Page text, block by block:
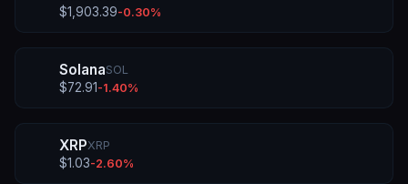
$1,903.39-0.30%
SolanaSOL
$72.91 -1.40%
XRPXRP
$1.03-2.60%